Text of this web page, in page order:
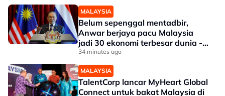
MALAYSIA
Belum sepenggal mentadbir,
Anwar berjaya pacu Malaysia
jadi 30 ekonomi terbesar dunia -
Penganalisis
34 minutes ago
MALAYSIA
TalentCorp lancar MyHeart Global
Connect untuk bakat Malaysia di